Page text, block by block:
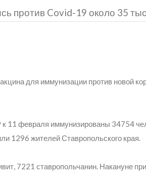
против Covid-19 около 35
для иммунизации против новой
11 февраля иммунизированы 34754
1296 жителей Ставропольского края.
7221 ставропольчанин. Накануне